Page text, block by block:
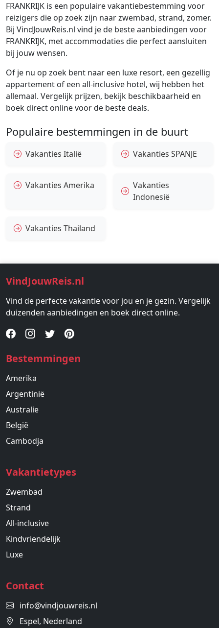
FRANKRIJK is een populaire vakantiebestemming voor
reizigers die op zoek zijn naar zwembad, strand, zomer.
Bij VindJouwReis.nl vind je de beste aanbiedingen voor
FRANKRIJK, met accommodaties die perfect aansluiten
bij jouw wensen.
Of je nu op zoek bent naar een luxe resort, een gezellig
appartement of een all-inclusive hotel, wij hebben het
allemaal. Vergelijk prijzen, bekijk beschikbaarheid en
boek direct online voor de beste deals.
Populaire bestemmingen in de buurt
Vakanties Italië Vakanties SPANJE
Vakanties Amerika
Vakanties
Indonesië
Vakanties Thailand
VindJouwReis.nl
Vind de perfecte vakantie voor jou en je gezin. Vergelijk
duizenden aanbiedingen en boek direct online.
Bestemmingen
Amerika
Argentinië
Australie
België
Cambodja
Vakantietypes
Zwembad
Strand
All-inclusive
Kindvriendelijk
Luxe
Contact
info@vindjouwreis.nl
Espel, Nederland